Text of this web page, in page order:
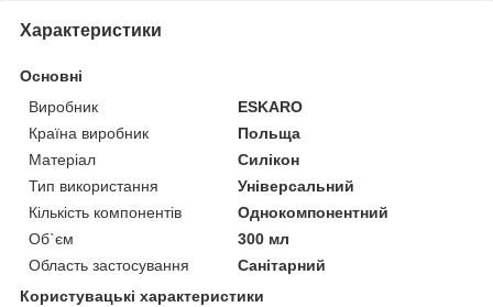
Характеристики
Основні
Виробник
ESKARO
Країна виробник
Польща
Матеріал
Силікон
Тип використання
Універсальний
Кількість компонентів
Однокомпонентний
Об`єм
300 мл
Область застосування
Санітарний
Користувацькi характеристики